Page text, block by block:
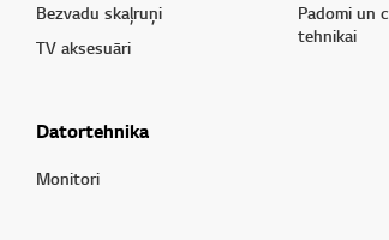
Bezvadu skaļruņi
TV aksesuāri
Padomi un
tehnikai
Datortehnika
Monitori